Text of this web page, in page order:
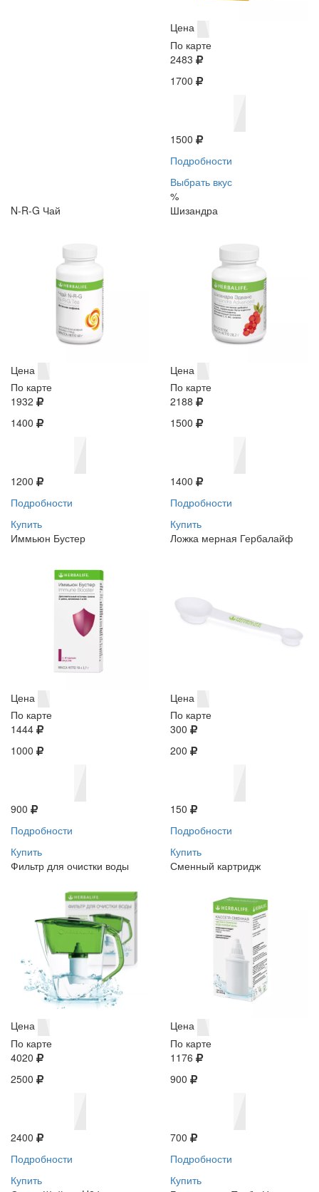
Цена
По карте
2483
1700
1500
Подробности
Выбрать вкус
%
N-R-G Чай
Цена
По карте
1932
1400
1200
Подробности
Купить
Шизандра
Цена
По карте
2188
1500
1400
Подробности
Купить
Иммьюн Бустер
Цена
По карте
1444
1000
900
Подробности
Купить
Ложка мерная Гербалайф
Цена
По карте
300
200
150
Подробности
Купить
Фильтр для очистки воды
Цена
По карте
4020
2500
2400
Подробности
Купить
Сменный картридж
Цена
По карте
1176
900
700
Подробности
Купить